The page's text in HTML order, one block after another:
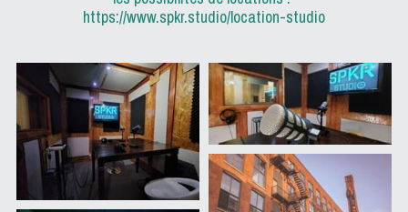
https://www.spkr.studio/location-studio